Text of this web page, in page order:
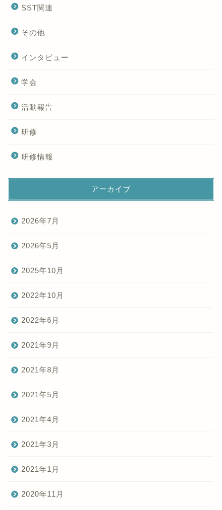
SST関連
その他
インタビュー
学会
活動報告
研修
研修情報
アーカイブ
2026年7月
2026年5月
2025年10月
2022年10月
2022年6月
2021年9月
2021年8月
2021年5月
2021年4月
2021年3月
2021年1月
2020年11月